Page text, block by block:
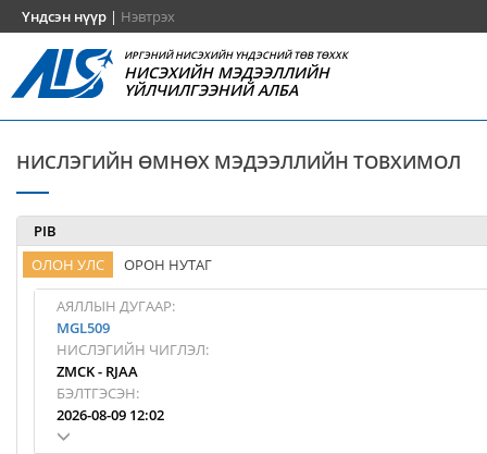
Үндсэн нүүр | Нэвтрэх
ИРГЭНИЙ НИСЭХИЙН ҮНДЭСНИЙ ТӨВ ТӨХХК
НИСЭХИЙН МЭДЭЭЛЛИЙН
ҮЙЛЧИЛГЭЭНИЙ АЛБА
НИСЛЭГИЙН ӨМНӨХ МЭДЭЭЛЛИЙН ТОВХИМОЛ
PIB
ОЛОН УЛС
ОРОН НУТАГ
АЯЛЛЫН ДУГААР:
MGL509
НИСЛЭГИЙН ЧИГЛЭЛ:
ZMCK- RJAA
БЭЛТГЭСЭН:
2026-08-09 12:02